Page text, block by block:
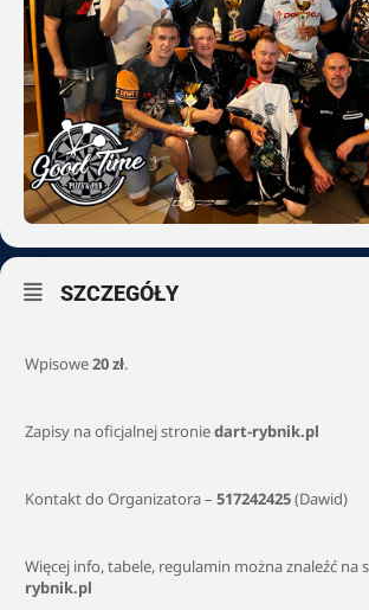
SZCZEGÓŁY
Wpisowe20 zł.
Zapisy na oficjalnej stroniedart-rybnik.pl
Kontakt do Organizatora – 517242425(Dawid)
Więcej info, tabele, regulamin można znaleźć na
rybnik.pl